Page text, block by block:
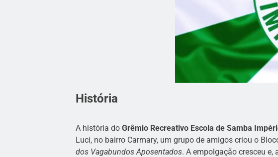
História
A história do Grêmio Recreativo Escola de Samba
Luci, no bairro Carmary, um grupo de amigos criou o
dos Vagabundos Aposentados. A empolgação cresceu